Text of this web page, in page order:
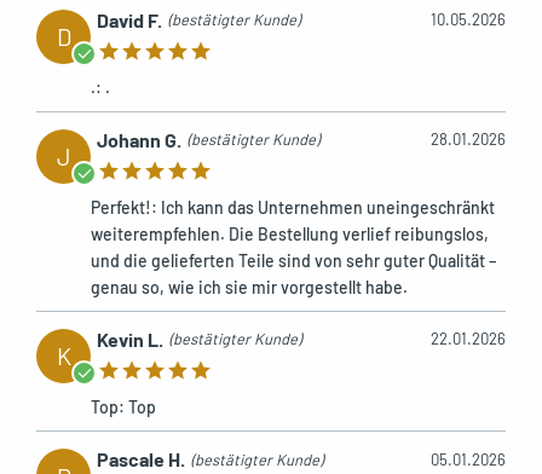
REF: MCFK0031200W1
doppeltem Gewinde
REF: MCFU000000100W1
Schwarzes Stahlrohr mit doppeltem
Gewinde, mittelgrau gestrahlt.
REF: MCFP000000100Z1
D
David F. (bestätigter Kunde) 10.05.2026
.: .
J
Johann G. (bestätigter Kunde) 28.01.2026
Perfekt!: Ich kann das Unternehmen uneingeschränkt
weiterempfehlen. Die Bestellung verlief reibungslos,
und die gelieferten Teile sind von sehr guter Qualität –
genau so, wie ich sie mir vorgestellt habe.
K
Kevin L. (bestätigter Kunde) 22.01.2026
Top: Top
Pascale H. (bestätigter Kunde) 05.01.2026